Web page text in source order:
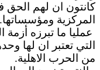
كانتون ان لهم
المركزية ومؤسساتها.
عمليا ما تبرزه
التي تعتبر ان لها
من الحرب الاهلية.